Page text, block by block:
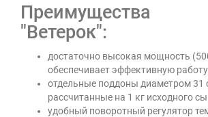
Преимущества
"Ветерок":
достаточно высокая мощность
обеспечивает эффективную
отдельные поддоны диаметром 31
рассчитанные на 1 кг исходного
удобный поворотный регулятор